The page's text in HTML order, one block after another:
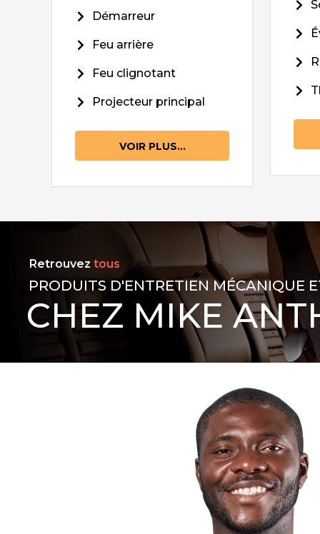
Démarreur
Feu arrière
Feu clignotant
Projecteur principal
VOIR PLUS...
Retrouvez tous
PRODUITS D'ENTRETIEN MÉCANIQUE
CHEZ MIKE